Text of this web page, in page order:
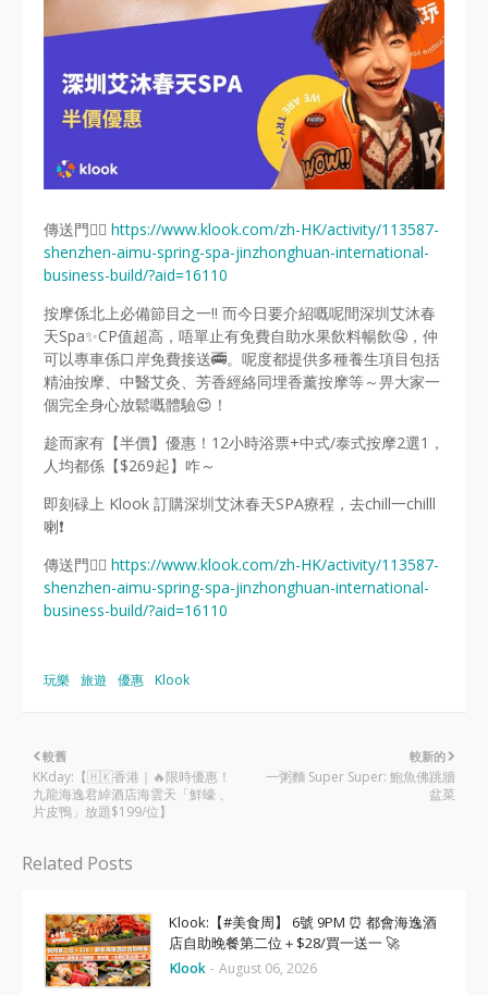
傳送門👉🏻 https://www.klook.com/zh-HK/activity/113587-
shenzhen-aimu-spring-spa-jinzhonghuan-international-
business-build/?aid=16110
按摩係北上必備節目之一‼ 而今日要介紹嘅呢間深圳艾沐春
天Spa✨CP值超高，唔單止有免費自助水果飲料暢飲🤤，仲
可以專車係口岸免費接送🚎。呢度都提供多種養生項目包括
精油按摩、中醫艾灸、芳香經絡同埋香薰按摩等～畀大家一
個完全身心放鬆嘅體驗😍！
趁而家有【半價】優惠！12小時浴票+中式/泰式按摩2選1，
人均都係【$269起】咋～
即刻碌上 Klook 訂購深圳艾沐春天SPA療程，去chill一chilll
喇❗
傳送門👉🏻 https://www.klook.com/zh-HK/activity/113587-
shenzhen-aimu-spring-spa-jinzhonghuan-international-
business-build/?aid=16110
玩樂 旅遊 優惠 Klook
較新的
一粥麵 Super Super: 鮑魚佛跳牆
盆菜
較舊
KKday:【🇭🇰香港｜🔥限時優惠！
九龍海逸君綽酒店海雲天「鮮蠔 、
片皮鴨」放題$199/位】
Related Posts
Klook:【#美食周】 6號 9PM ⏰ 都會海逸酒
店自助晚餐第二位＋$28/買一送一 🚀
Klook - August 06, 2026